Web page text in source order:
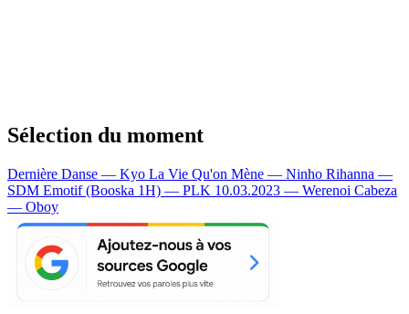
Sélection du moment
Dernière Danse — Kyo La Vie Qu'on Mène — Ninho Rihanna —
SDM Emotif (Booska 1H) — PLK 10.03.2023 — Werenoi Cabeza
— Oboy